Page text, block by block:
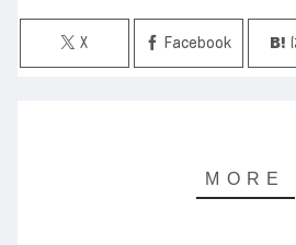
X Facebook